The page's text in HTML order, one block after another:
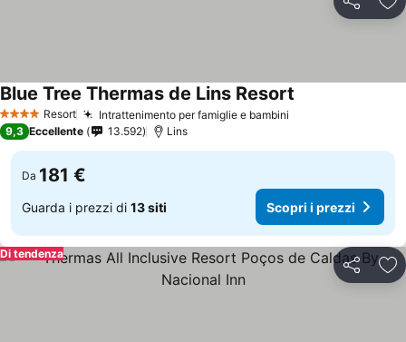
Condividi
4 Stelle Resort Intrattenimento per famiglie e bambini
Blue Tree Thermas de Lins Resort
9,3 Eccellente 13.592 Lins
Da 181 €
Guarda i prezzi di 13 siti Scopri i prezzi
Condividi
Di tendenza